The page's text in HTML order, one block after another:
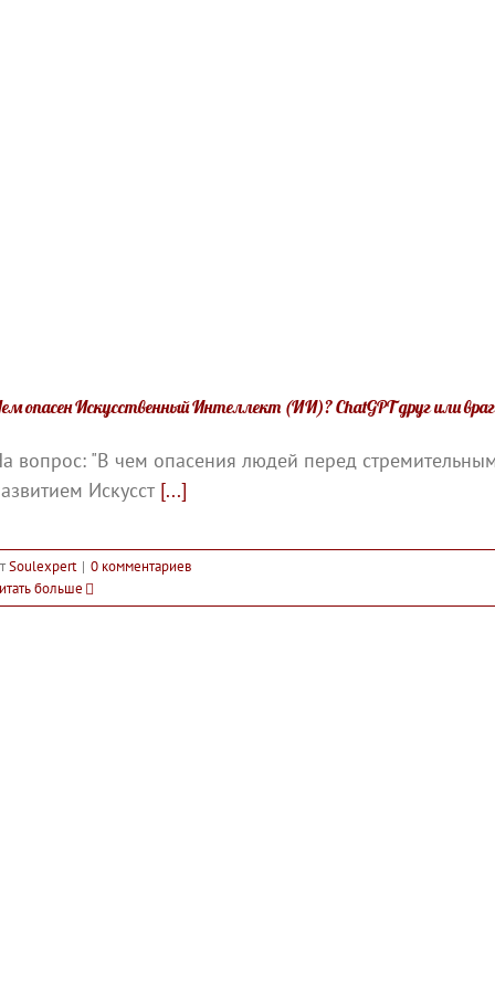
опасен Искусственный Интеллект (ИИ)? ChatGPT друг или
вопрос: "В чем опасения людей перед
Искусст [...]
Soulexpert | 0 комментариев
больше